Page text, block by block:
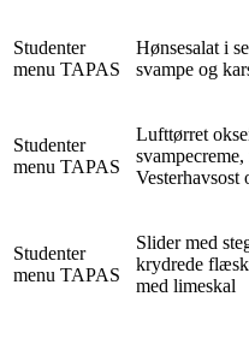
Studenter
menu TAPAS
Hønsesalat i
svampe og
Studenter
menu TAPAS
Lufttørret
svampecreme,
Studenter
menu TAPAS
Slider med
krydrede
med limeskal